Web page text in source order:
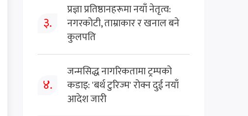
३.
प्रज्ञा प्रतिष्ठानहरूमा नयाँ नेतृत्व:
नगरकोटी, ताम्राकार र खनाल बने
कुलपति
४.
जन्मसिद्ध नागरिकतामा ट्रम्पको
कडाइ: 'बर्थ टुरिज्म' रोक्न दुई नयाँ
आदेश जारी